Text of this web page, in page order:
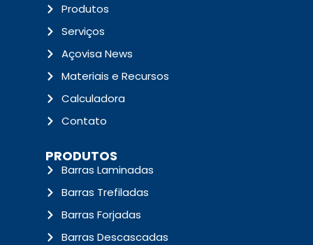
Produtos
Serviços
Açovisa News
Materiais e Recursos
Calculadora
Contato
PRODUTOS
Barras Laminadas
Barras Trefiladas
Barras Forjadas
Barras Descascadas